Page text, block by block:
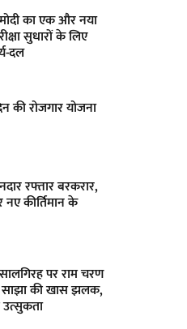
मोदी का एक और नया
सुधारों के लिए
दल
की रोजगार योजना
रफ्तार बरकरार,
कीर्तिमान के
पर राम चरण
की खास झलक,
उत्सुकता